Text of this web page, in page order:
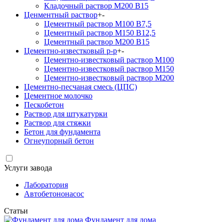
Кладочный раствор М200 В15
Ценментный раствор+-
Цементный раствор М100 B7,5
Цементный раствор М150 B12,5
Цементный раствор М200 B15
Цементно-известковый р-р+-
Цементно-известковый раствор М100
Цементно-известковый раствор М150
Цементно-известковый раствор М200
Цементно-песчаная смесь (ЦПС)
Цементное молочко
Пескобетон
Раствор для штукатурки
Раствор для стяжки
Бетон для фундамента
Огнеупорный бетон
Услуги завода
Лаборатория
Автобетононасос
Статьи
Фундамент для дома